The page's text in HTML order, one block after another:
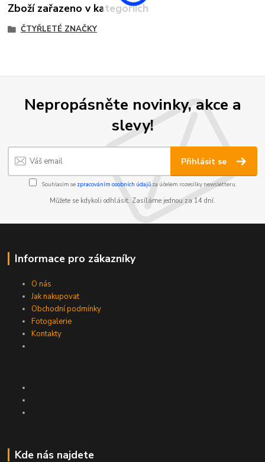
Zboží zařazeno v kategoriích
ČTYŘLETÉ ZNAČKY
Nepropásněte novinky, akce a
slevy!
Přihlásit se
Souhlasím se zpracováním osobních údajůza účelem rozesílky newsletteru.
Můžete se kdykoli odhlásit. Zasíláme jednou za 14 dní.
Informace pro zákazníky
O nás
Jak nakupovat
Obchodní podmínky
Fotogalerie
Kontakty
Kde nás najdete